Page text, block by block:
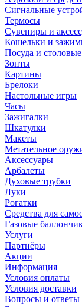
Сигнальные
Термосы
Сувениры и
Кошельки и
Посуда и
Зонты
Картины
Брелоки
Настольные игры
Часы
Зажигалки
Шкатулки
Макеты
Метательное
Аксессуары
Арбалеты
Духовые трубки
Луки
Рогатки
Средства для
Газовые
Услуги
Партнёры
Акции
Информация
Условия оплаты
Условия доставки
Вопросы и ответы